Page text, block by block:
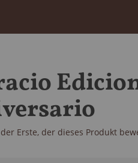
der Erste, der dieses Produkt